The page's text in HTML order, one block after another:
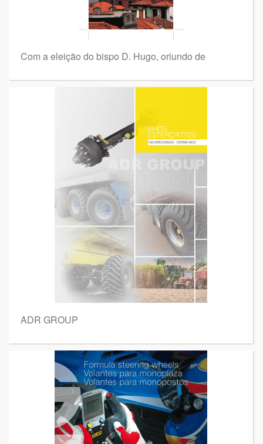
Com a eleição do bispo D. Hugo, oriundo de
ADR GROUP